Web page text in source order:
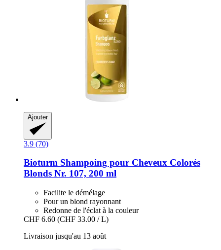
Ajouter
3.9 (70)
Bioturm Shampoing pour Cheveux Colorés
Blonds Nr. 107, 200 ml
Facilite le démélage
Pour un blond rayonnant
Redonne de l'éclat à la couleur
CHF 6.60 (CHF 33.00 / L)
Livraison jusqu'au 13 août